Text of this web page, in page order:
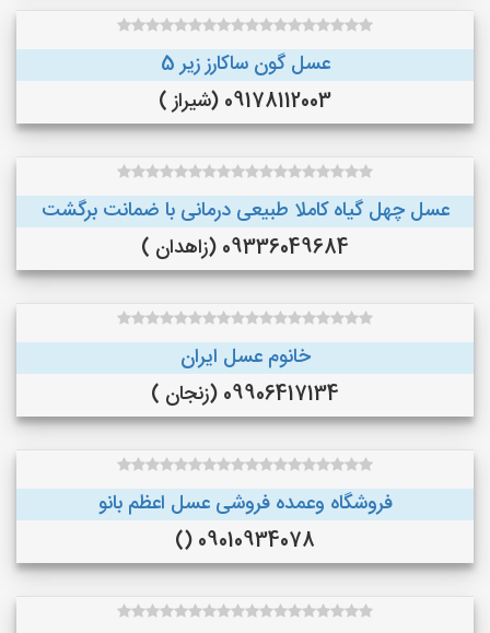
عسل گون ساکارز زیر 5
09178112003 (شیراز )
عسل چهل گیاه کاملا طبیعی درمانی با ضمانت برگشت
09336049684 (زاهدان )
خانوم عسل ایران
09906417134 (زنجان )
فروشگاه وعمده فروشی عسل اعظم بانو
09010934078 ()